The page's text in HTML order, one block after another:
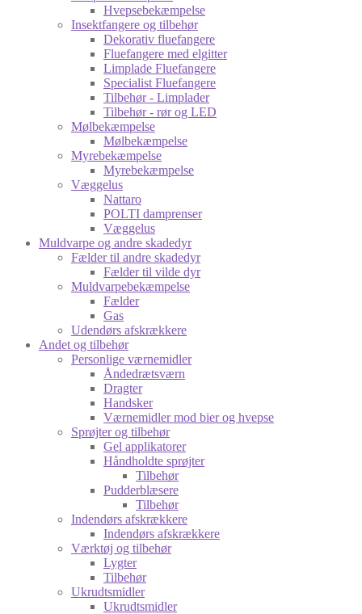
Hvepsebekæmpelse
Insektfangere og tilbehør
Dekorativ fluefangere
Fluefangere med elgitter
Limplade Fluefangere
Specialist Fluefangere
Tilbehør - Limplader
Tilbehør - rør og LED
Mølbekæmpelse
Mølbekæmpelse
Myrebekæmpelse
Myrebekæmpelse
Væggelus
Nattaro
POLTI damprenser
Væggelus
Muldvarpe og andre skadedyr
Fælder til andre skadedyr
Fælder til vilde dyr
Muldvarpebekæmpelse
Fælder
Gas
Udendørs afskrækkere
Andet og tilbehør
Personlige værnemidler
Åndedrætsværn
Dragter
Handsker
Værnemidler mod bier og hvepse
Sprøjter og tilbehør
Gel applikatorer
Håndholdte sprøjter
Tilbehør
Pudderblæsere
Tilbehør
Indendørs afskrækkere
Indendørs afskrækkere
Værktøj og tilbehør
Lygter
Tilbehør
Ukrudtsmidler
Ukrudtsmidler